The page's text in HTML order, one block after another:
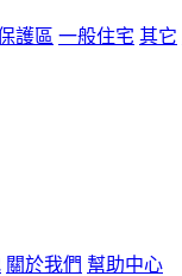
護區 一般住宅 其它
關於我們 幫助中心